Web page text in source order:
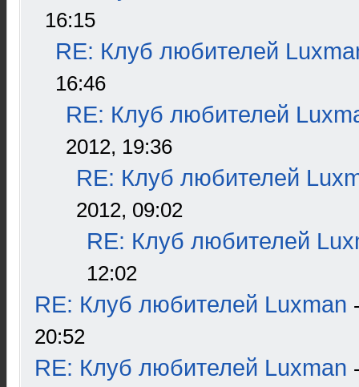
16:15
RE: Клуб любителей
16:46
RE: Клуб любителей
2012, 19:36
RE: Клуб любителей
2012, 09:02
RE: Клуб любителей
12:02
RE: Клуб любителей Luxman
20:52
RE: Клуб любителей Luxman